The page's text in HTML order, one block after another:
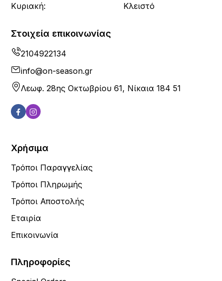
Κυριακή:
Κλειστό
Στοιχεία επικοινωνίας
2104922134
info@on-season.gr
Λεωφ. 28ης Οκτωβρίου 61, Νίκαια 184 51
Χρήσιμα
Τρόποι Παραγγελίας
Τρόποι Πληρωμής
Τρόποι Αποστολής
Εταιρία
Επικοινωνία
Πληροφορίες